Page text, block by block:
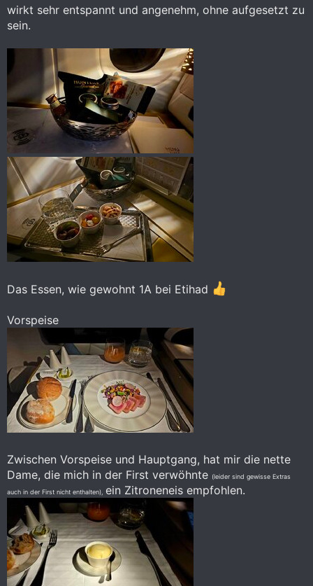
wirkt sehr entspannt und angenehm, ohne aufgesetzt zu
sein.
Das Essen, wie gewohnt 1A bei Etihad
Vorspeise
Zwischen Vorspeise und Hauptgang, hat mir die nette
Dame, die mich in der First verwöhnte (leider sind gewisse Extras
auch in der First nicht enthalten), ein Zitroneneis empfohlen.